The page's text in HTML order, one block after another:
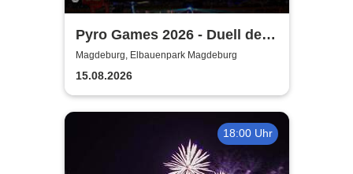
Pyro Games 2026 - Duell der
Feuerwerker
Magdeburg, Elbauenpark Magdeburg
15.08.2026
18:00 Uhr